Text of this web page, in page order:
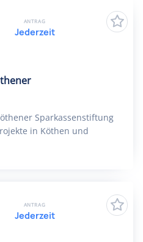
Sparkassenstiftung
in Köthen und
ANTRAG
Jederzeit
ANTRAG
Jederzeit